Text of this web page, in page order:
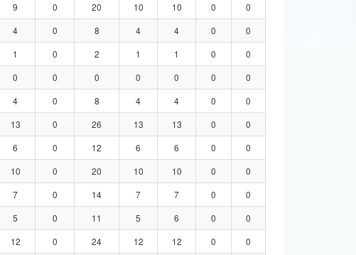
9 0 20 10 10 0
0
4 0 8 4 4 0
0
1 0 2 1 1 0
0
0 0 0 0 0 0
0
4 0 8 4 4 0
0
13 0 26 13 13 0
0
6 0 12 6 6 0
0
10 0 20 10 10 0
0
7 0 14 7 7 0
0
5 0 11 5 6 0
0
12 0 24 12 12 0
0